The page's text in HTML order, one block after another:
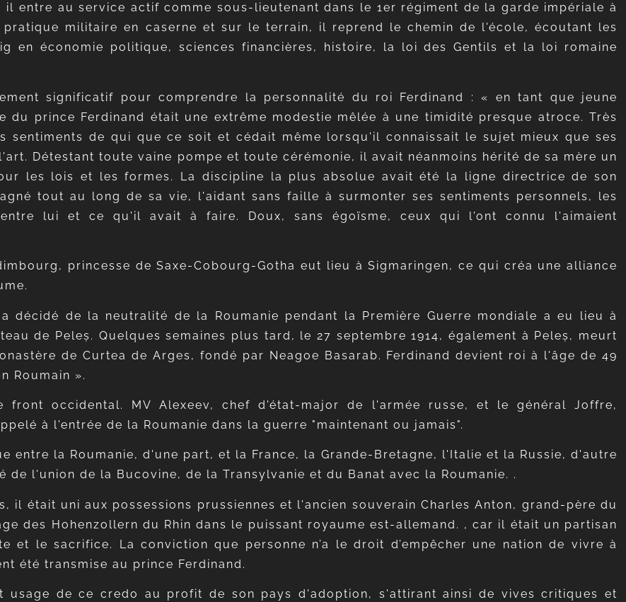
entre au service actif comme sous-lieutenant dans le 1er régiment de la garde impériale à
militaire en caserne et sur le terrain, il reprend le chemin de l'école, écoutant les
en économie politique, sciences financières, histoire, la loi des Gentils et la loi romaine
significatif pour comprendre la personnalité du roi Ferdinand : « en tant que jeune
prince Ferdinand était une extrême modestie mêlée à une timidité presque atroce. Très
de qui que ce soit et cédait même lorsqu'il connaissait le sujet mieux que ses
Détestant toute vaine pompe et toute cérémonie, il avait néanmoins hérité de sa mère un
les lois et les formes. La discipline la plus absolue avait été la ligne directrice de son
tout au long de sa vie, l'aidant sans faille à surmonter ses sentiments personnels, les
entre lui et ce qu'il avait à faire. Doux, sans égoïsme, ceux qui l'ont connu l'aimaient
princesse de Saxe-Cobourg-Gotha eut lieu à Sigmaringen, ce qui créa une alliance
décidé de la neutralité de la Roumanie pendant la Première Guerre mondiale a eu lieu à
de Peleș. Quelques semaines plus tard, le 27 septembre 1914, également à Peleș, meurt
de Curtea de Arges, fondé par Neagoe Basarab. Ferdinand devient roi à l'âge de 49
Roumain ».
front occidental. MV Alexeev, chef d'état-major de l'armée russe, et le général Joffre,
à l'entrée de la Roumanie dans la guerre "maintenant ou jamais".
entre la Roumanie, d'une part, et la France, la Grande-Bretagne, l'Italie et la Russie, d'autre
l'union de la Bucovine, de la Transylvanie et du Banat avec la Roumanie. .
il était uni aux possessions prussiennes et l'ancien souverain Charles Anton, grand-père du
des Hohenzollern du Rhin dans le puissant royaume est-allemand. , car il était un partisan
le sacrifice. La conviction que personne n’a le droit d’empêcher une nation de vivre à
été transmise au prince Ferdinand.
de ce credo au profit de son pays d'adoption, s'attirant ainsi de vives critiques et